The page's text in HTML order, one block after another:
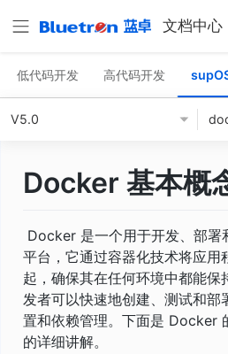
文档中心
低代码开发 高代码开发
V5.0
Docker 基本概
Docker 是一个用于开发、部
平台，它通过容器化技术将应用
起，确保其在任何环境中都能
发者可以快速地创建、测试和部
置和依赖管理。下面是 Docker
的详细讲解。